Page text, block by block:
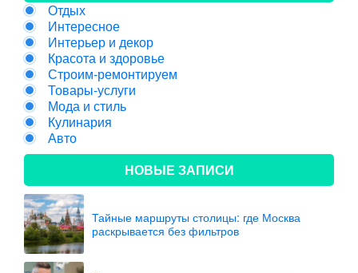
Отдых
Интересное
Интерьер и декор
Красота и здоровье
Строим-ремонтируем
Товары-услуги
Мода и стиль
Кулинария
Авто
НОВЫЕ ЗАПИСИ
Тайные маршруты столицы: где Москва
раскрывается без фильтров